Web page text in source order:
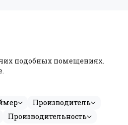
подобных помещениях.
Производитель
Производительность